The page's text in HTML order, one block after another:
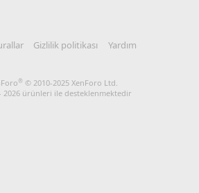
Gizlilik politikası
Yardım
® © 2010-2025 XenForo Ltd.
2026 ürünleri ile desteklenmektedir